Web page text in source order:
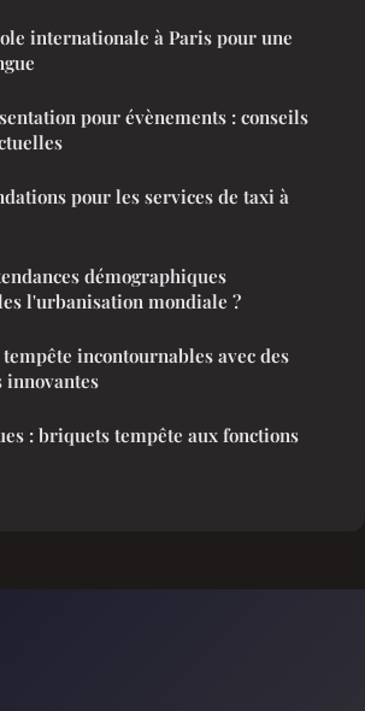
internationale à Paris pour une
pour évènements : conseils
pour les services de taxi à
démographiques
l'urbanisation mondiale ?
incontournables avec des
innovantes
: briquets tempête aux fonctions